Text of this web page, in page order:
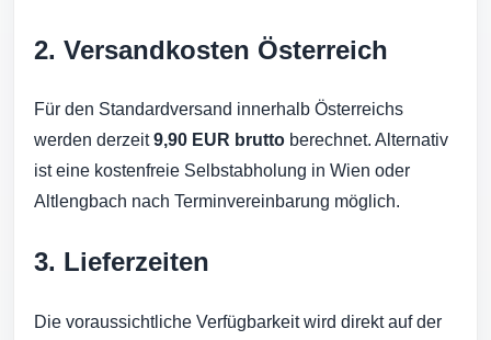
2. Versandkosten Österreich
Für den Standardversand innerhalb Österreichs
werden derzeit9,90 EUR brutto berechnet. Alternativ
ist eine kostenfreie Selbstabholung in Wien oder
Altlengbach nach Terminvereinbarung möglich.
3. Lieferzeiten
Die voraussichtliche Verfügbarkeit wird direkt auf der